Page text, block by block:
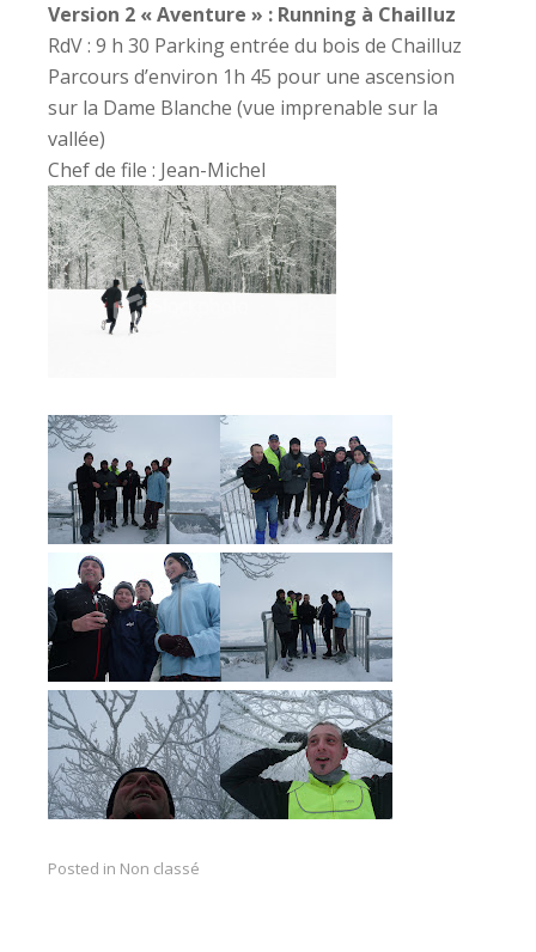
Version 2 « Aventure » : Running à Chailluz
RdV : 9 h 30 Parking entrée du bois de Chailluz
Parcours d’environ 1h 45 pour une ascension
sur la Dame Blanche (vue imprenable sur la
vallée)
Chef de file : Jean-Michel
Posted in Non classé